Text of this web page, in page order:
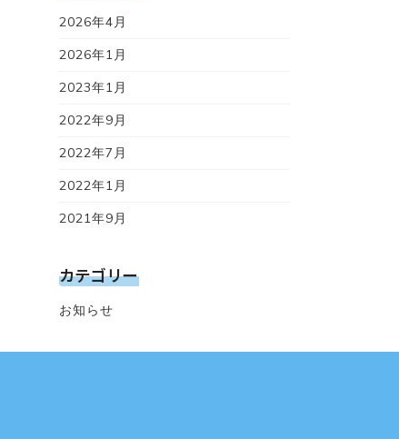
2026年4月
2026年1月
2023年1月
2022年9月
2022年7月
2022年1月
2021年9月
カテゴリー
お知らせ